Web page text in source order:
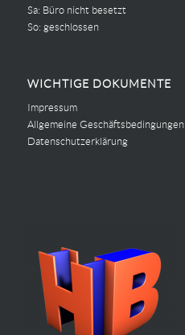
Sa: Büro nicht besetzt
So: geschlossen
WICHTIGE DOKUMENTE
Impressum
Allgemeine Geschäftsbedingungen
Datenschutzerklärung